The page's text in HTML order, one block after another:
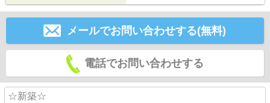
メールでお問い合わせする(無料)
電話でお問い合わせする
☆新築☆